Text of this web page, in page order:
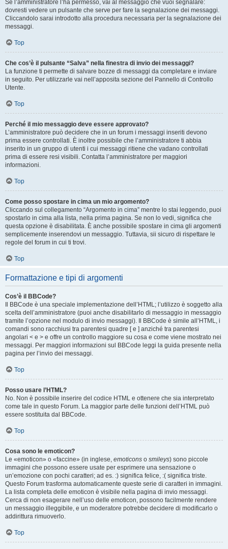
Se l’amministratore l’ha permesso, vai al messaggio che vuoi segnalare:
dovresti vedere un pulsante che serve per fare la segnalazione dei messaggi.
Cliccandolo sarai introdotto alla procedura necessaria per la segnalazione dei
messaggi.
Top
Che cos’è il pulsante “Salva” nella finestra di invio dei messaggi?
La funzione ti permette di salvare bozze di messaggi da completare e inviare
in seguito. Per utilizzarle vai nell’apposita sezione del Pannello di Controllo
Utente.
Top
Perché il mio messaggio deve essere approvato?
L’amministratore può decidere che in un forum i messaggi inseriti devono
prima essere controllati. È inoltre possibile che l’amministratore ti abbia
inserito in un gruppo di utenti i cui messaggi ritiene che vadano controllati
prima di essere resi visibili. Contatta l’amministratore per maggiori
informazioni.
Top
Come posso spostare in cima un mio argomento?
Cliccando sul collegamento “Argomento in cima” mentre lo stai leggendo, puoi
spostarlo in cima alla lista, nella prima pagina. Se non lo vedi, significa che
questa opzione è disabilitata. È anche possibile spostare in cima gli argomenti
semplicemente inserendovi un messaggio. Tuttavia, sii sicuro di rispettare le
regole del forum in cui ti trovi.
Top
Formattazione e tipi di argomenti
Cos’è il BBCode?
Il BBCode è una speciale implementazione dell’HTML; l’utilizzo è soggetto alla
scelta dell’amministratore (puoi anche disabilitarlo di messaggio in messaggio
tramite l’opzione nel modulo di invio messaggi). Il BBCode è simile all’HTML, i
comandi sono racchiusi tra parentesi quadre [ e ] anziché tra parentesi
angolari < e > e offre un controllo maggiore su cosa e come viene mostrato nei
messaggi. Per maggiori informazioni sul BBCode leggi la guida presente nella
pagina per l’invio dei messaggi.
Top
Posso usare l’HTML?
No. Non è possibile inserire del codice HTML e ottenere che sia interpretato
come tale in questo Forum. La maggior parte delle funzioni dell’HTML può
essere sostituita dal BBCode.
Top
Cosa sono le emoticon?
Le «emoticon» o «faccine» (in inglese, emoticons o smileys) sono piccole
immagini che possono essere usate per esprimere una sensazione o
un’emozione con pochi caratteri; ad es. :) significa felice, :( significa triste.
Questo Forum trasforma automaticamente queste serie di caratteri in immagini.
La lista completa delle emoticon è visibile nella pagina di invio messaggi.
Cerca di non esagerare nell’uso delle emoticon, possono facilmente rendere
un messaggio illeggibile, e un moderatore potrebbe decidere di modificarlo o
addirittura rimuoverlo.
Top